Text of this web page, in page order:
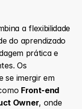
a flexibilidade
do aprendizado
prática e
Os
se imergir em
Front-end
Owner, onde